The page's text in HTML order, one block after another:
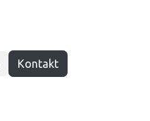
Kontakt